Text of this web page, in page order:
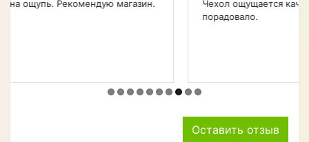
Чехол ощущается качественным на ощупь, что меня
Оставить отзыв